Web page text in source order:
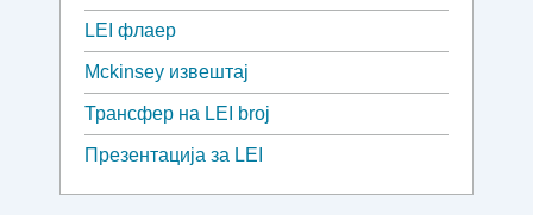
LEI флаер
Mckinsey извештај
Трансфер на LEI broj
Презентација за LEI